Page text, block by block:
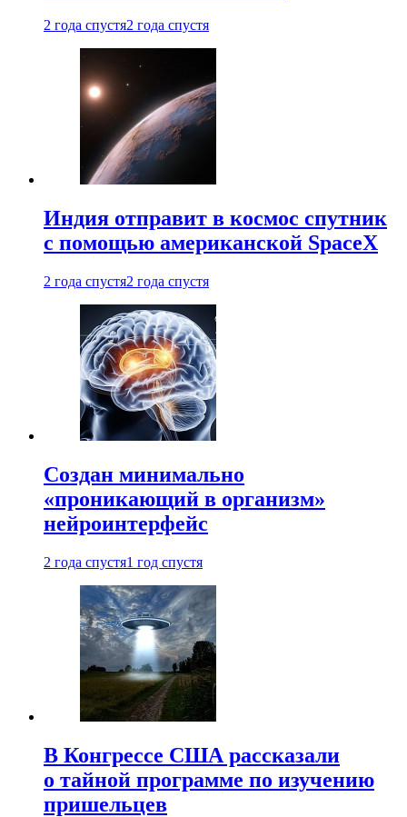
2 года спустя2 года спустя
Индия отправит в космос спутник
с помощью американской SpaceX
2 года спустя2 года спустя
Создан минимально
«проникающий в организм»
нейроинтерфейс
2 года спустя1 год спустя
В Конгрессе США рассказали
о тайной программе по изучению
пришельцев